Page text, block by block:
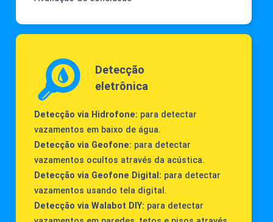
Detecção
eletrônica
Detecção via Hidrofone: para detectar
vazamentos em baixo de água.
Detecção via Geofone: para detectar
vazamentos ocultos através da acústica.
Detecção via Geofone Digital: para detectar
vazamentos usando tela digital.
Detecção via Walabot DIY: para detectar